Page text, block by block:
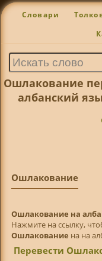
Словари
Ошлакование
албанский
Ошлакование
Ошлакование на
Нажмите на ссылку,
Ошлакование на на
Перевести